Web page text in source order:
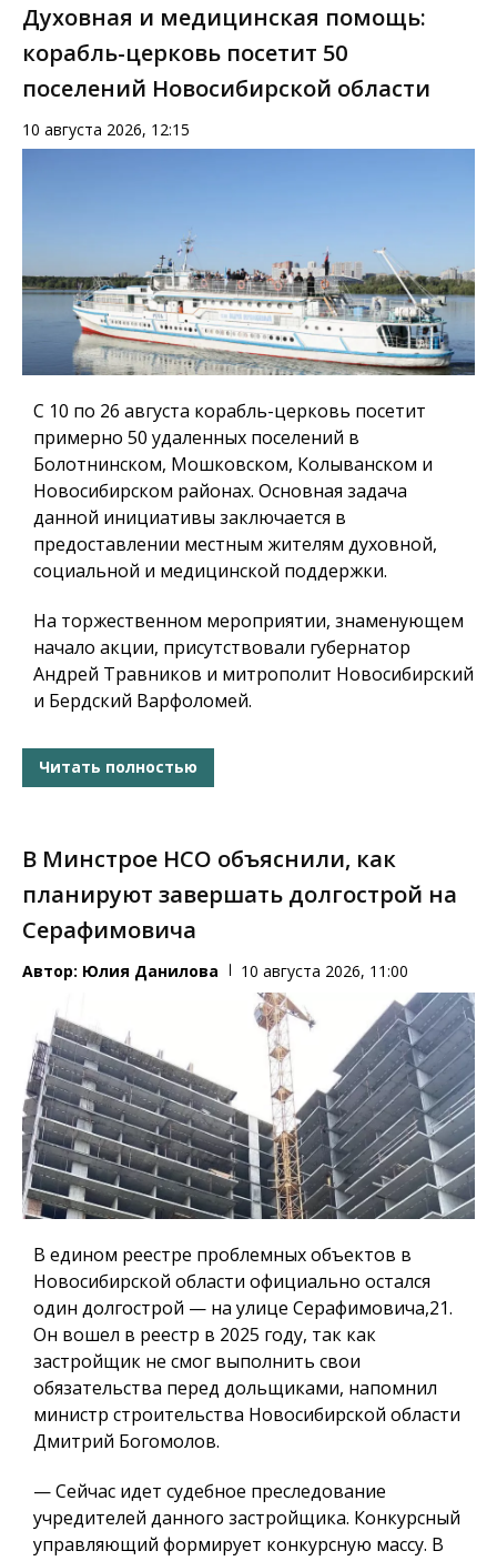
Духовная и медицинская помощь:
корабль-церковь посетит 50
поселений Новосибирской области
10 августа 2026, 12:15
С 10 по 26 августа корабль-церковь посетит
примерно 50 удаленных поселений в
Болотнинском, Мошковском, Колыванском и
Новосибирском районах. Основная задача
данной инициативы заключается в
предоставлении местным жителям духовной,
социальной и медицинской поддержки.
На торжественном мероприятии, знаменующем
начало акции, присутствовали губернатор
Андрей Травников и митрополит Новосибирский
и Бердский Варфоломей.
Читать полностью
В Минстрое НСО объяснили, как
планируют завершать долгострой на
Серафимовича
Автор: Юлия Данилова 10 августа 2026, 11:00
В едином реестре проблемных объектов в
Новосибирской области официально остался
один долгострой — на улице Серафимовича,21.
Он вошел в реестр в 2025 году, так как
застройщик не смог выполнить свои
обязательства перед дольщиками, напомнил
министр строительства Новосибирской области
Дмитрий Богомолов.
— Сейчас идет судебное преследование
учредителей данного застройщика. Конкурсный
управляющий формирует конкурсную массу. В